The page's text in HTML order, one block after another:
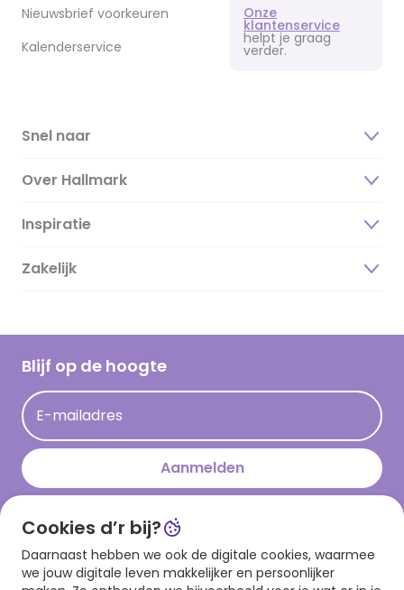
Nieuwsbrief voorkeuren
Kalenderservice
Onze
klantenservice
helpt je graag
verder.
Snel naar
Over Hallmark
Over ons
Duurzaamheid
Hallmark Kaartclub
Acties
Persberichten
Hallmark en Kinderpostzegels
Inspiratie
Magazine
Cadeau inspiratie
Kaartinspiratie
Zakelijk
Blijf op de hoogte
E-mailadres
Aanmelden
Download onze app
Cookies d’r bij?
Daarnaast hebben we ook de digitale cookies, waarmee
we jouw digitale leven makkelijker en persoonlijker